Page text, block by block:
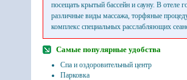
посещать крытый бассейн и сауну. В отеле
различные виды массажа, торфяные
комплекс специальных расслабляющих
Самые популярные удобства
Спа и оздоровительный центр
Парковка